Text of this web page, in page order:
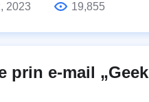
2023
19,855
prin e-mail „Geek